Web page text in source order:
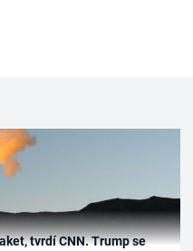
tvrdí CNN. Trump se